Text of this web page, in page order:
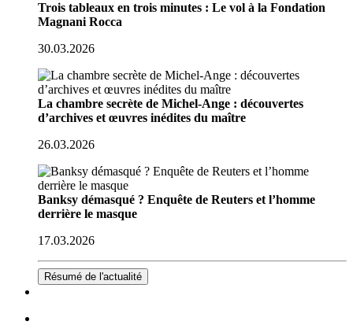
Trois tableaux en trois minutes : Le vol à la Fondation
Magnani Rocca
30.03.2026
La chambre secrète de Michel-Ange : découvertes
d’archives et œuvres inédites du maître
26.03.2026
Banksy démasqué ? Enquête de Reuters et l’homme
derrière le masque
17.03.2026
Résumé de l'actualité